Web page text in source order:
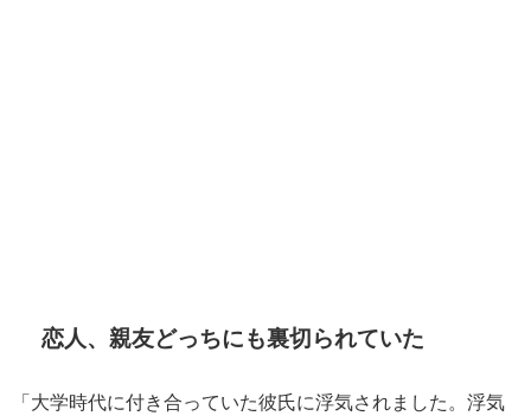
恋人、親友どっちにも裏切られていた
「大学時代に付き合っていた彼氏に浮気されました。浮気